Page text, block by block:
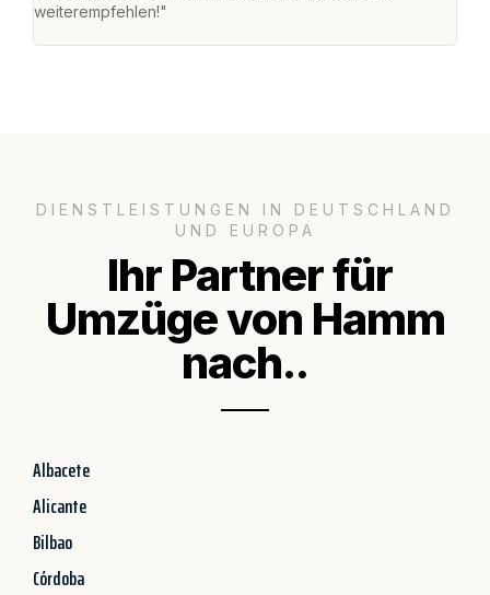
weiterempfehlen!"
DIENSTLEISTUNGEN IN DEUTSCHLAND
UND EUROPA
Ihr Partner für
Umzüge von Hamm
nach..
Albacete
Alicante
Bilbao
Córdoba